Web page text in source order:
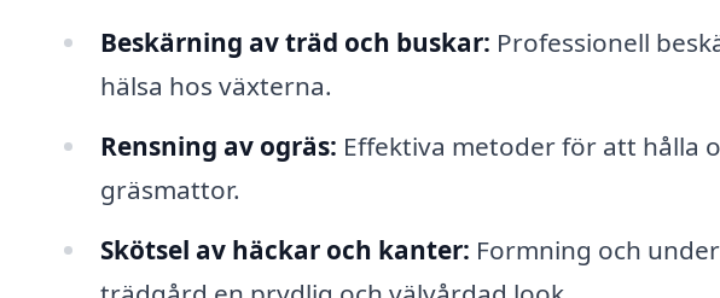
Beskärning av träd och buskar: Professionell
hälsa hos växterna.
Rensning av ogräs: Effektiva metoder för att hålla
gräsmattor.
Skötsel av häckar och kanter: Formning och